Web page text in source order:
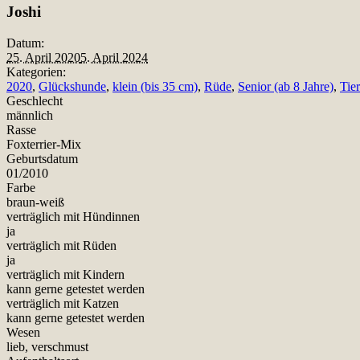
Joshi
Datum:
25. April 20205. April 2024
Kategorien:
2020, Glückshunde, klein (bis 35 cm), Rüde, Senior (ab 8 Jahre),
Geschlecht
männlich
Rasse
Foxterrier-Mix
Geburtsdatum
01/2010
Farbe
braun-weiß
verträglich mit Hündinnen
ja
verträglich mit Rüden
ja
verträglich mit Kindern
kann gerne getestet werden
verträglich mit Katzen
kann gerne getestet werden
Wesen
lieb, verschmust